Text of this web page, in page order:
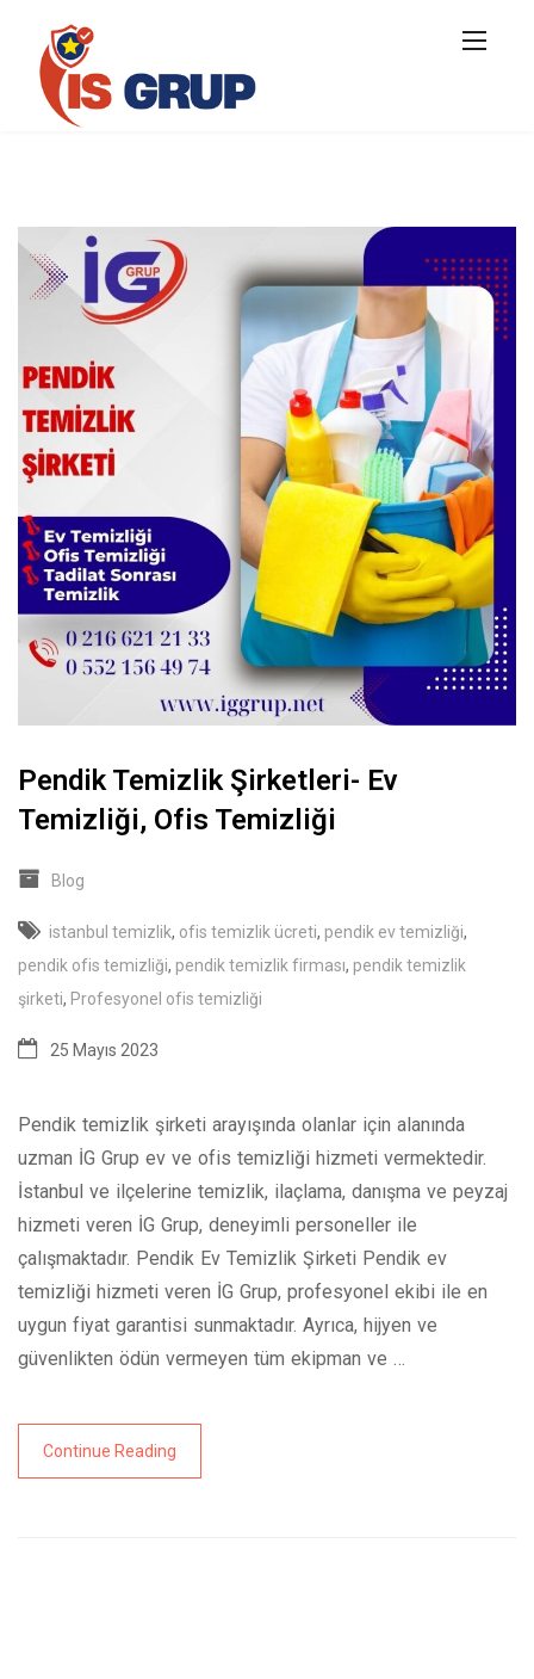
Pendik Temizlik Şirketleri- Ev
Temizliği, Ofis Temizliği
Blog
istanbul temizlik, ofis temizlik ücreti, pendik ev temizliği,
pendik ofis temizliği, pendik temizlik firması, pendik temizlik
şirketi, Profesyonel ofis temizliği
25 Mayıs 2023
Pendik temizlik şirketi arayışında olanlar için alanında
uzman İG Grup ev ve ofis temizliği hizmeti vermektedir.
İstanbul ve ilçelerine temizlik, ilaçlama, danışma ve peyzaj
hizmeti veren İG Grup, deneyimli personeller ile
çalışmaktadır. Pendik Ev Temizlik Şirketi Pendik ev
temizliği hizmeti veren İG Grup, profesyonel ekibi ile en
uygun fiyat garantisi sunmaktadır. Ayrıca, hijyen ve
güvenlikten ödün vermeyen tüm ekipman ve …
Continue Reading